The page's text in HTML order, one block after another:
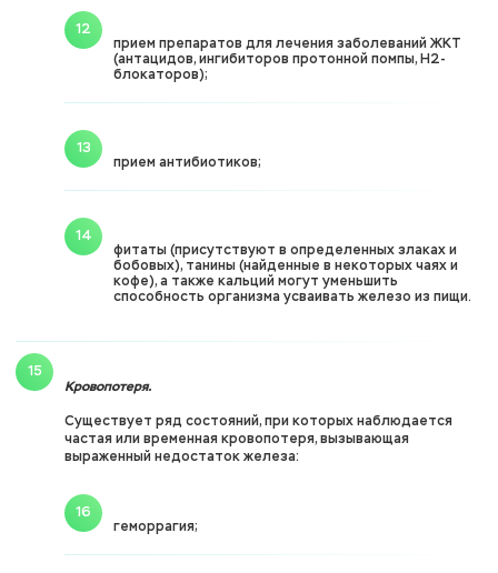
прием препаратов для лечения заболеваний ЖКТ
(антацидов, ингибиторов протонной помпы, H2-
блокаторов);
прием антибиотиков;
фитаты (присутствуют в определенных злаках и
бобовых), танины (найденные в некоторых чаях и
кофе), а также кальций могут уменьшить
способность организма усваивать железо из пищи.
Кровопотеря.
Существует ряд состояний, при которых наблюдается
частая или временная кровопотеря, вызывающая
выраженный недостаток железа:
геморрагия;